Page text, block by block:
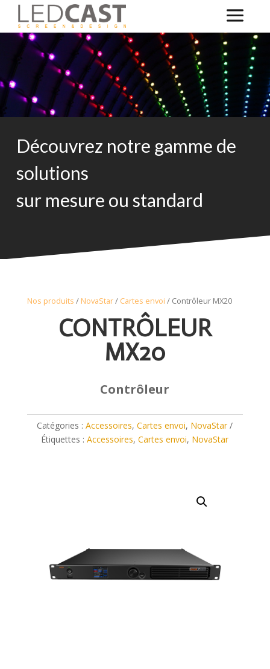
Découvrez notre gamme de
solutions
sur mesure ou standard
Nos produits / NovaStar/ Cartes envoi / Contrôleur MX20
CONTRÔLEUR
MX20
Contrôleur
Catégories :Accessoires,Cartes envoi, NovaStar
Étiquettes :Accessoires,Cartes envoi, NovaStar